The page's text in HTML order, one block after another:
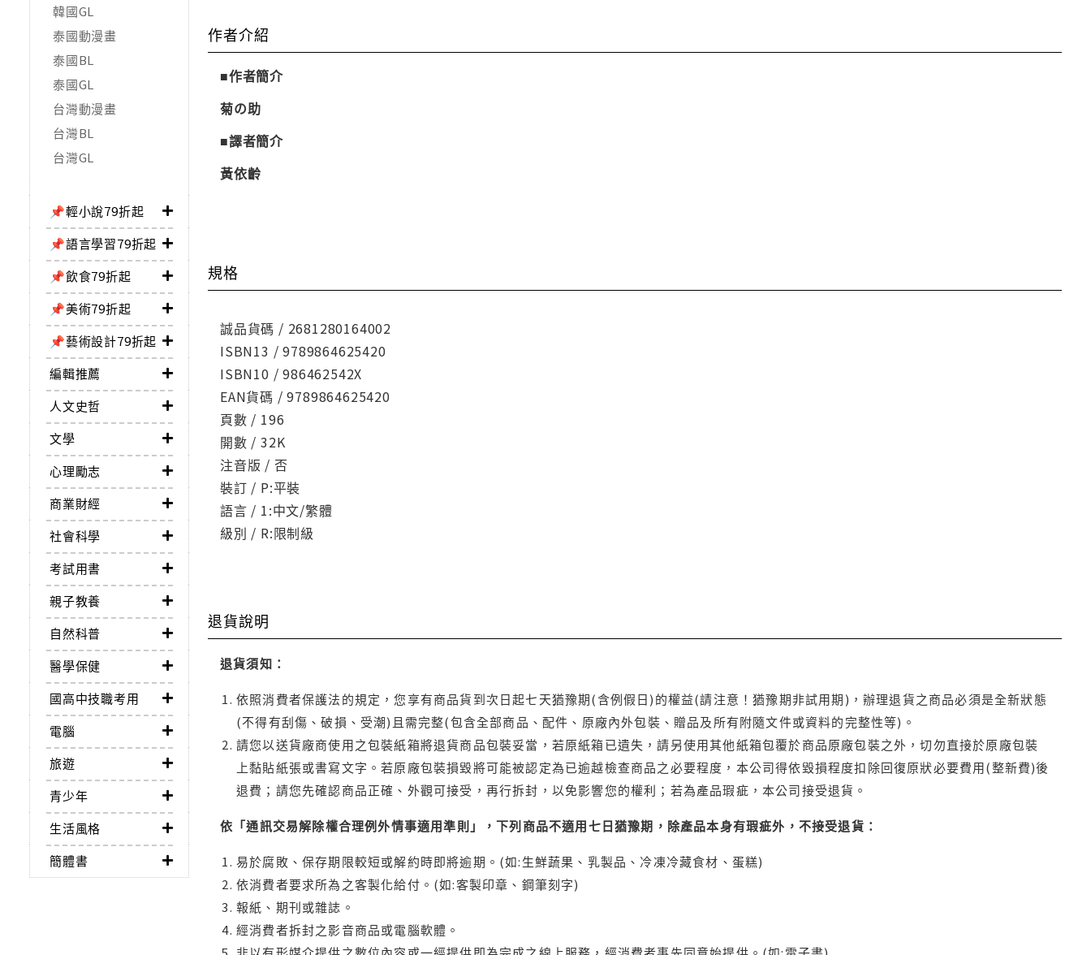
韓國GL
泰國動漫畫
泰國BL
泰國GL
台灣動漫畫
台灣BL
台灣GL
📌輕小說79折起
📌語言學習79折起
📌飲食79折起
📌美術79折起
📌藝術設計79折起
編輯推薦
人文史哲
文學
心理勵志
商業財經
社會科學
考試用書
親子教養
自然科普
醫學保健
國高中技職考用
電腦
旅遊
青少年
生活風格
簡體書
作者介紹
■作者簡介
菊の助
■譯者簡介
黃依齡
規格
誠品貨碼 / 2681280164002
ISBN13 / 9789864625420
ISBN10 / 986462542X
EAN貨碼 / 9789864625420
頁數 / 196
開數 / 32K
注音版 / 否
裝訂 / P:平裝
語言 / 1:中文/繁體
級別 / R:限制級
退貨說明
退貨須知：
依照消費者保護法的規定，您享有商品貨到次日起七天猶豫期(含例假日)的權益(請注意！猶豫期非試用期)，辦理退貨之商品必須是全新狀態
(不得有刮傷、破損、受潮)且需完整(包含全部商品、配件、原廠內外包裝、贈品及所有附隨文件或資料的完整性等)。
請您以送貨廠商使用之包裝紙箱將退貨商品包裝妥當，若原紙箱已遺失，請另使用其他紙箱包覆於商品原廠包裝之外，切勿直接於原廠包裝
上黏貼紙張或書寫文字。若原廠包裝損毀將可能被認定為已逾越檢查商品之必要程度，本公司得依毀損程度扣除回復原狀必要費用(整新費)後
退費；請您先確認商品正確、外觀可接受，再行拆封，以免影響您的權利；若為產品瑕疵，本公司接受退貨。
依「通訊交易解除權合理例外情事適用準則」，下列商品不適用七日猶豫期，除產品本身有瑕疵外，不接受退貨：
易於腐敗、保存期限較短或解約時即將逾期。(如:生鮮蔬果、乳製品、冷凍冷藏食材、蛋糕)
依消費者要求所為之客製化給付。(如:客製印章、鋼筆刻字)
報紙、期刊或雜誌。
經消費者拆封之影音商品或電腦軟體。